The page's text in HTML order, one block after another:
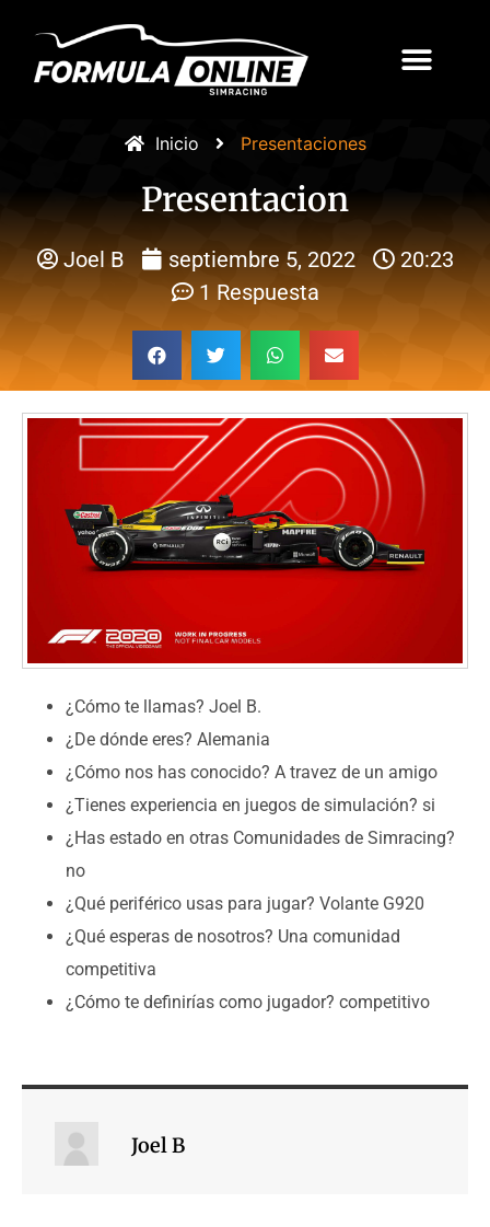
Inicio Presentaciones
Presentacion
Joel B septiembre 5, 2022
20:23
1 Respuesta
¿Cómo te llamas? Joel B.
¿De dónde eres? Alemania
¿Cómo nos has conocido? A travez de un amigo
¿Tienes experiencia en juegos de simulación? si
¿Has estado en otras Comunidades de Simracing?
no
¿Qué periférico usas para jugar? Volante G920
¿Qué esperas de nosotros? Una comunidad
competitiva
¿Cómo te definirías como jugador? competitivo
Joel B